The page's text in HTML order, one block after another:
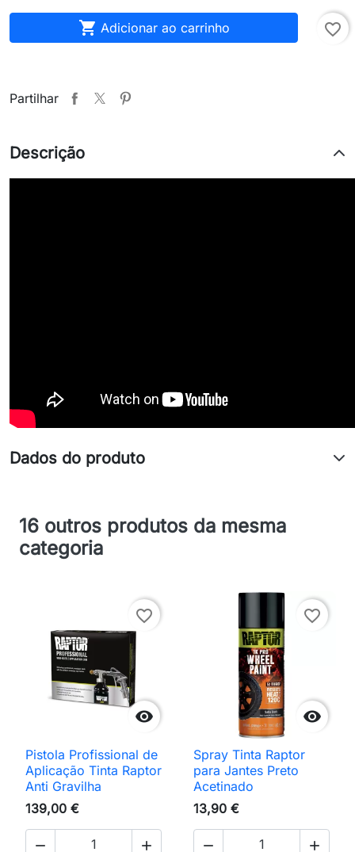
 Adicionar ao carrinho favorite_border
Partilhar
Descrição
Dados do produto
16 outros produtos da mesma
categoria

favorite_border
Pistola Profissional de
Aplicação Tinta Raptor
Anti Gravilha
139,00 €
 

favorite_border
Spray Tinta Raptor
para Jantes Preto
Acetinado
13,90 €
 